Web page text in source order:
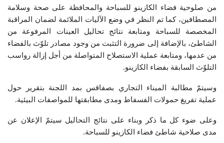
من صلوحية فضاء الكازينو للسباحة والمحافظة على صحة وسلامة
المصطافين، كما تم النظر في وضع الآليات الملائمة لضمان المراقبة
المخصصة للسباحة ومتابعة نتائج تحاليل العينات المرفوعة من
الشاطئ، بالإضافة إلى ضرورة التثبت من وجود مصادر تلوّث بالفضاء
من عدمها، ومتابعة عملية الاستصلاح المتواصلة من أجل إزالة رواسب
التلوّث السابقة بفضاء الكازينو.
وسيتمّ مطالبة الميناء التجاري بصفاقس بمد اللجنة بتقرير حول
عملية تفريغ حمولات الفسفاط ومدى مطابقتها للمواصفات البيئية.
وعلى ضوء كل ما ذكر وبناء على نتائج التحاليل سيتمّ الإعلان عن
مدى صلاحية شاطئ فضاء الكازينو للسباحة.